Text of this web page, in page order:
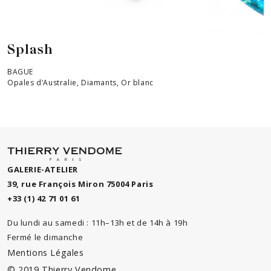
Splash
BAGUE
Opales d’Australie, Diamants, Or blanc
GALERIE-ATELIER
39, rue François Miron 75004 Paris
+33 (1) 42 71 01 61
Du lundi au samedi : 11h–13h et de 14h à 19h
Fermé le dimanche
Mentions Légales